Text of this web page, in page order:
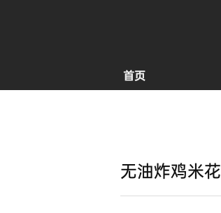
首页
无油炸鸡米花